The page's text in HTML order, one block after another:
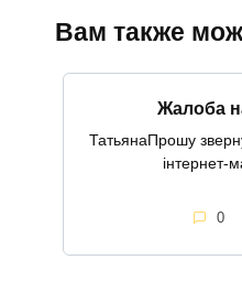
Вам также
Жалоба
ТатьянаПрошу
інтернет-
0